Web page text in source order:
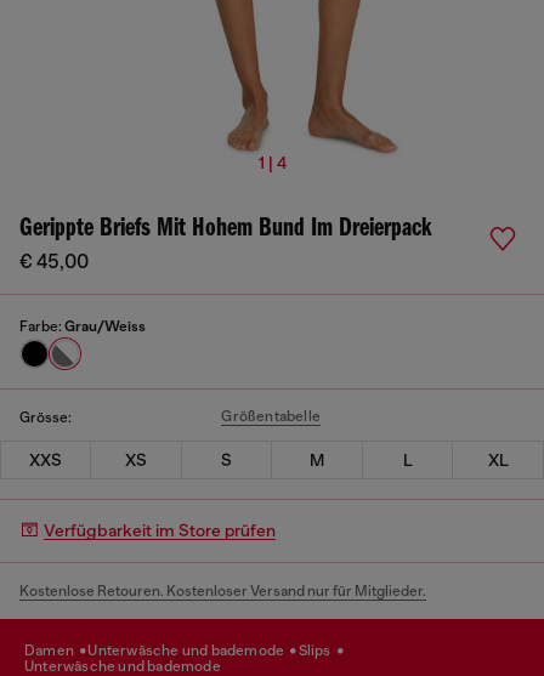
1 | 4
Gerippte Briefs Mit Hohem Bund Im Dreierpack
€ 45,00
Farbe: Grau/Weiss
Grösse: Größentabelle
XXS XS S M L XL
Verfügbarkeit im Store prüfen
Kostenlose Retouren. Kostenloser Versand nur für Mitglieder.
damen unterwäsche und bademode
slips
unterwäsche und bademode